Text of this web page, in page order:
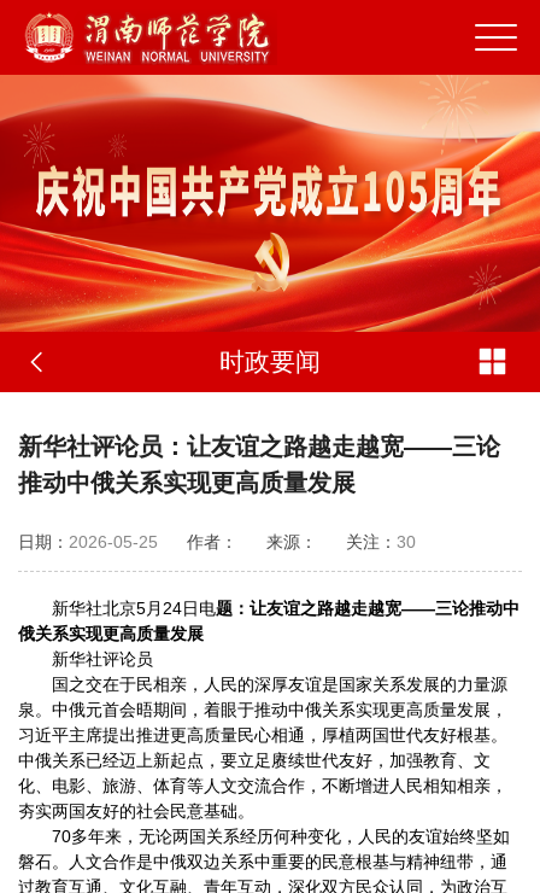
时政要闻
新华社评论员：让友谊之路越走越宽——三论
推动中俄关系实现更高质量发展
日期： 2026-05-25 作者： 来源： 关注： 30
新华社北京5月24日电题：让友谊之路越走越宽——三论推动中
俄关系实现更高质量发展
新华社评论员
国之交在于民相亲，人民的深厚友谊是国家关系发展的力量源
泉。中俄元首会晤期间，着眼于推动中俄关系实现更高质量发展，
习近平主席提出推进更高质量民心相通，厚植两国世代友好根基。
中俄关系已经迈上新起点，要立足赓续世代友好，加强教育、文
化、电影、旅游、体育等人文交流合作，不断增进人民相知相亲，
夯实两国友好的社会民意基础。
70多年来，无论两国关系经历何种变化，人民的友谊始终坚如
磐石。人文合作是中俄双边关系中重要的民意根基与精神纽带，通
过教育互通、文化互融、青年互动，深化双方民众认同，为政治互